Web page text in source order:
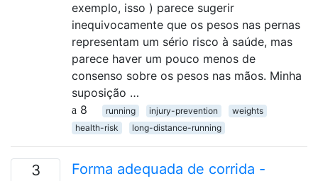
exemplo, isso ) parece sugerir
inequivocamente que os pesos nas pernas
representam um sério risco à saúde, mas
parece haver um pouco menos de
consenso sobre os pesos nas mãos. Minha
suposição …
8
running injury-prevention
weights
health-risk
long-distance-running
3
Forma adequada de corrida -